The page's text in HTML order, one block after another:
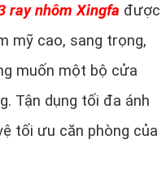
ray nhôm Xingfa được
mỹ cao, sang trọng,
muốn một bộ cửa
Tận dụng tối đa ánh
tối ưu căn phòng của